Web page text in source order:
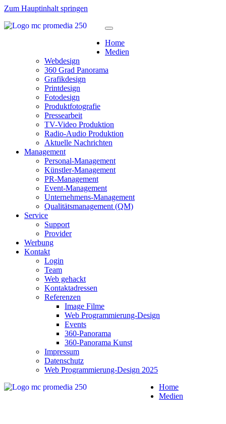
Zum Hauptinhalt springen
Home
Medien
Webdesign
360 Grad Panorama
Grafikdesign
Printdesign
Fotodesign
Produktfotografie
Pressearbeit
TV-Video Produktion
Radio-Audio Produktion
Aktuelle Nachrichten
Management
Personal-Management
Künstler-Management
PR-Management
Event-Management
Unternehmens-Management
Qualitätsmanagement (QM)
Service
Support
Provider
Werbung
Kontakt
Login
Team
Web gehackt
Kontaktadressen
Referenzen
Image Filme
Web Programmierung-Design
Events
360-Panorama
360-Panorama Kunst
Impressum
Datenschutz
Web Programmierung-Design 2025
Home
Medien